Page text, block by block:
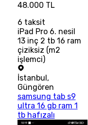
48.000 TL
6 taksit
iPad Pro 6. nesil
13 inç 2 tb 16 ram
çiziksiz (m2
işlemci)
İstanbul ,
Güngören
samsung tab s9
ultra 16 gb ram 1
tb hafızalı